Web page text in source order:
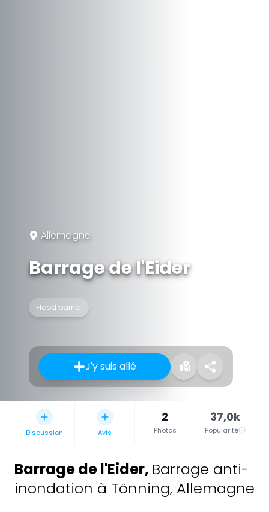
Allemagne
Barrage de l'Eider
Flood barrier
J'y suis allé
Discussion Avis
2
Photos
37,0k
Popularité
Barrage de l'Eider, Barrage anti-
inondation à Tönning, Allemagne